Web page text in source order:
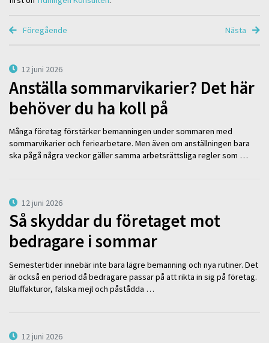
Föregående Nästa
12 juni 2026
Anställa sommarvikarier? Det här
behöver du ha koll på
Många företag förstärker bemanningen under sommaren med
sommarvikarier och feriearbetare. Men även om anställningen bara
ska pågå några veckor gäller samma arbetsrättsliga regler som …
12 juni 2026
Så skyddar du företaget mot
bedragare i sommar
Semestertider innebär inte bara lägre bemanning och nya rutiner. Det
är också en period då bedragare passar på att rikta in sig på företag.
Bluffakturor, falska mejl och påstådda …
12 juni 2026